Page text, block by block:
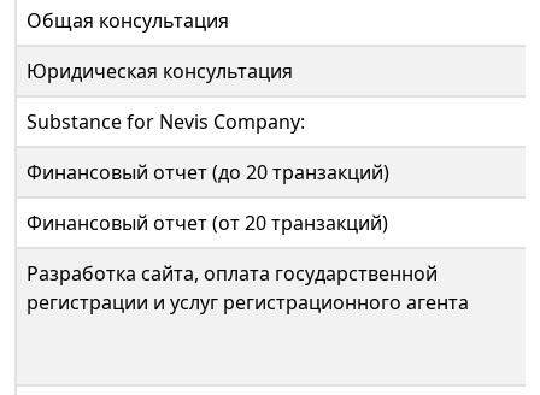
Общая консультация
Юридическая консультация
Substance for Nevis Company:
Финансовый отчет (до 20 транзакций)
Финансовый отчет (от 20 транзакций)
Разработка сайта, оплата государственной
регистрации и услуг регистрационного агента